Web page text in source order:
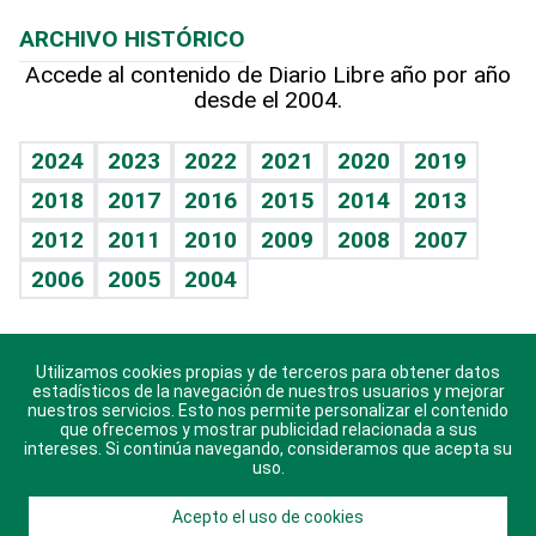
Hablando con el pediatra
Vida y familia
Eñe
Celebrando la vida
Sin complejos
En pocas palabras
Escuchando al corazón
Economía Personal
Línea de hit
TBT Deportivo
Más firmas
Hecho en casa
Guía del dinero
Cumpleaños
Horóscopos
Crucigramas
ARCHIVO HISTÓRICO
Accede al contenido de Diario Libre año por año
desde el 2004.
2024 2023 2022 2021 2020
2019
2018
2017 2016 2015 2014
2013
2012
2011 2010 2009 2008
2007
2006
2005 2004
Descarga nuestras aplicaciones para Android, iOS y
sistema Huawei.
Utilizamos cookies propias y de terceros para obtener datos
estadísticos de la navegación de nuestros usuarios y mejorar
nuestros servicios. Esto nos permite personalizar el contenido
que ofrecemos y mostrar publicidad relacionada a sus
intereses. Si continúa navegando, consideramos que acepta su
uso.
Acepto el uso de cookies